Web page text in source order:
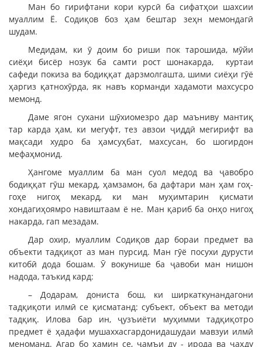
Ман бо гирифтани кори курсӣ ба сифатҳои шахсии
муаллим Ё. Содиқов боз ҳам бештар зеҳн мемондагӣ
шудам.
Медидам, ки ӯ доим бо риши пок тарошида, мӯйи
сиёҳи бисёр нозук ба самти рост шонакарда, куртаи
сафеди покиза ва бодиққат дарзмолгашта, шими сиёҳи гӯё
ҳаргиз қатнохӯрда, як навъ корманди хадамоти махсусро
мемонд.
Даме ягон сухани шӯхиомезро дар маъниву мантиқ
тар карда ҳам, ки мегуфт, тез авзои ҷиддӣ мегирифт ва
мақсади худро ба ҳамсуҳбат, махсусан, бо шогирдон
мефаҳмонид.
Ҳангоме муаллим ба ман суол медод ва ҷавобро
бодиққат гӯш мекард, ҳамзамон, ба дафтари ман ҳам гоҳ-
гоҳе нигоҳ мекард, ки ман муҳимтарин қисмати
хондагиҳоямро навиштаам ё не. Ман қариб ба онҳо нигоҳ
накарда, гап мезадам.
Дар охир, муаллим Содиқов дар бораи предмет ва
объекти тадқиқот аз ман пурсид. Ман гӯё посухи дурусти
китобӣ дода бошам. Ӯ вокунише ба ҷавоби ман нишон
надода, таъкид кард:
– Додарам, дониста бош, ки ширкаткунандагони
тадқиқоти илмӣ се қисматанд: субъект, объект ва методи
тадқиқ. Илова бар ин, ҷузъиёти муҳимми тадқиқотро
предмет ё ҳадафи мушаххасгардонидашудаи мавзуи илмӣ
меноманд. Агар бо ҳамин се, ҷамъи ду - ирода ва ҷаҳду